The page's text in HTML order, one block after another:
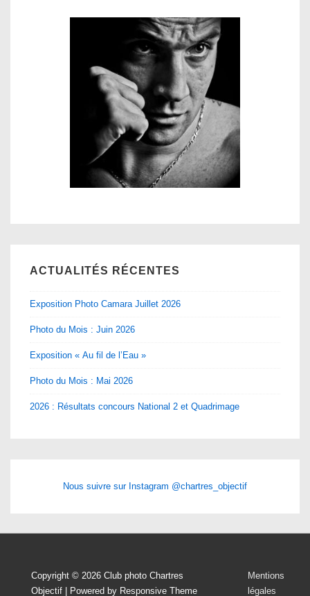
ACTUALITÉS RÉCENTES
Exposition Photo Camara Juillet 2026
Photo du Mois : Juin 2026
Exposition « Au fil de l’Eau »
Photo du Mois : Mai 2026
2026 : Résultats concours National 2 et Quadrimage
Nous suivre sur Instagram @chartres_objectif
Copyright © 2026 Club photo Chartres
Objectif | Powered by Responsive Theme
Menu
Mentions
légales